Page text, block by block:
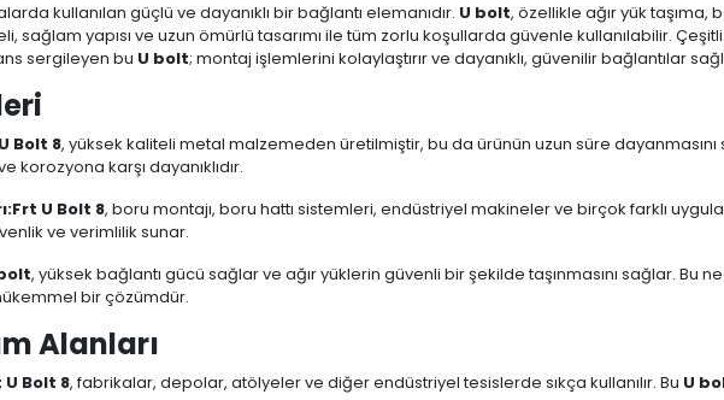
kullanılan güçlü ve dayanıklı bir bağlantı elemanıdır. U bolt, özellikle ağır yük taşıma,
sağlam yapısı ve uzun ömürlü tasarımı ile tüm zorlu koşullarda güvenle kullanılabilir.
sergileyen bu U bolt; montaj işlemlerini kolaylaştırır ve dayanıklı, güvenilir bağlantılar
Bolt 8, yüksek kaliteli metal malzemeden üretilmiştir, bu da ürünün uzun süre
korozyona karşı dayanıklıdır.
Frt U Bolt 8, boru montajı, boru hattı sistemleri, endüstriyel makineler ve birçok farklı
ve verimlilik sunar.
, yüksek bağlantı gücü sağlar ve ağır yüklerin güvenli bir şekilde taşınmasını sağlar. Bu
bir çözümdür.
Alanları
U Bolt 8, fabrikalar, depolar, atölyeler ve diğer endüstriyel tesislerde sıkça kullanılır. Bu U